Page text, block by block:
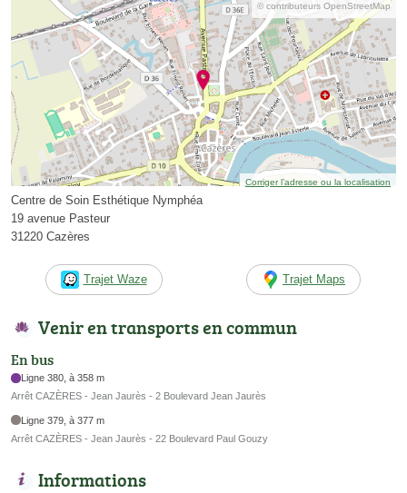
© contributeurs OpenStreetMap
Corriger l’adresse ou la localisation
Centre de Soin Esthétique Nymphéa
19 avenue Pasteur
31220 Cazères
Trajet Waze Trajet Maps
Venir en transports en commun
En bus
Ligne 380, à 358 m
Arrêt CAZÈRES - Jean Jaurès - 2 Boulevard Jean Jaurès
Ligne 379, à 377 m
Arrêt CAZÈRES - Jean Jaurès - 22 Boulevard Paul Gouzy
Informations